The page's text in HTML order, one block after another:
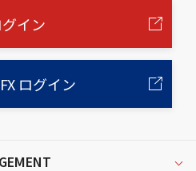
イン
ログイン